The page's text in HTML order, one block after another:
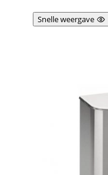
Snelle weergave